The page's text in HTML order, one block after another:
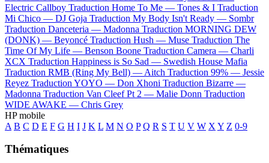
Electric Callboy Traduction Home To Me — Tones & I Traduction
Mi Chico — DJ Goja Traduction My Body Isn't Ready — Sombr
Traduction Danceteria — Madonna Traduction MORNING DEW
(DONK) — Beyoncé Traduction Hush — Muse Traduction The
Time Of My Life — Benson Boone Traduction Camera — Charli
XCX Traduction Happiness is So Sad — Swedish House Mafia
Traduction RMB (Ring My Bell) — Aitch Traduction 99% — Jessie
Reyez Traduction YOYO — Don Xhoni Traduction Bizarre —
Madonna Traduction Van Cleef Pt 2 — Malie Donn Traduction
WIDE AWAKE — Chris Grey
HP mobile
A B C D E F G H I J K L M N O P Q R S T U V W X Y Z 0-9
Thématiques